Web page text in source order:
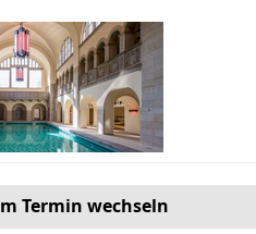
Termin wechseln